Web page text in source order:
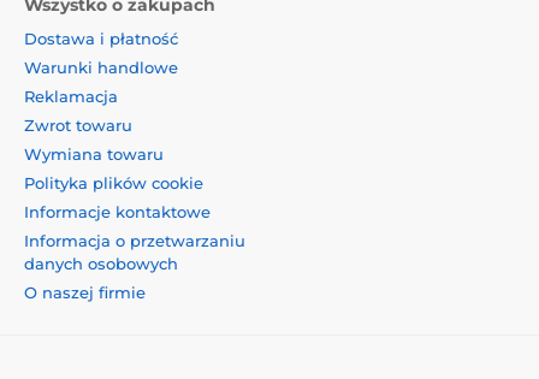
Wszystko o zakupach
Dostawa i płatność
Warunki handlowe
Reklamacja
Zwrot towaru
Wymiana towaru
Polityka plików cookie
Informacje kontaktowe
Informacja o przetwarzaniu
danych osobowych
O naszej firmie